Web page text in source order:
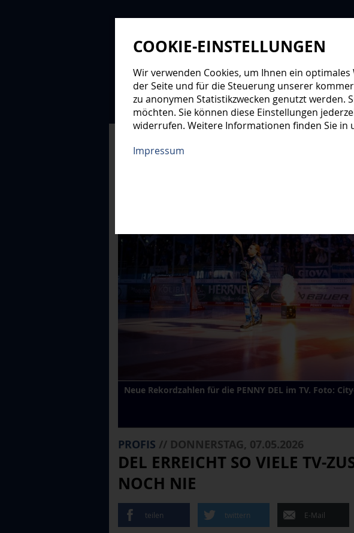
NEWS PROFIS NACHWUCHS
Neue Rekordzahlen für die PENNY DEL im TV. Foto:
PROFIS // DONNERSTAG, 07.05.2026
DEL ERREICHT SO VIELE TV-
NOCH NIE
teilen twittern E-Mail
COOKIE-EINSTELLUNGEN
Wir verwenden Cookies, um Ihnen ein
der Seite und für die Steuerung unserer
zu anonymen Statistikzwecken genutzt werden.
möchten. Sie können diese Einstellungen
widerrufen. Weitere Informationen finden Sie in
Impressum